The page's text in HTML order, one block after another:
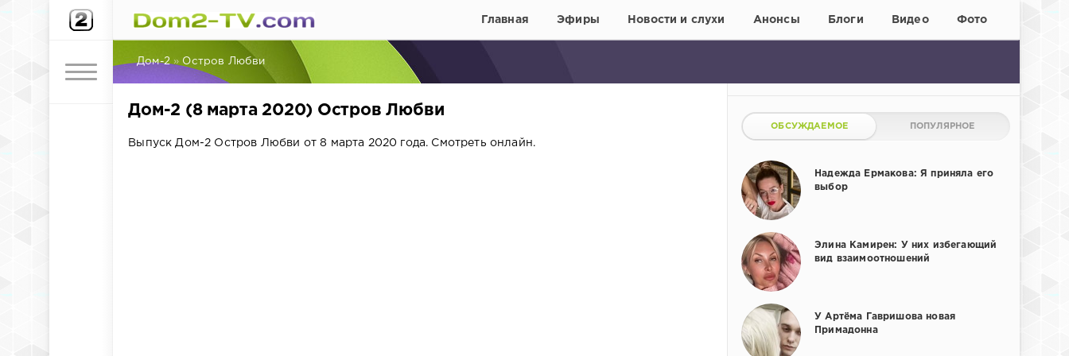
Главная Эфиры Новости и слухи Анонсы Блоги Видео Фото
Дом-2 » Остров Любви
Дом-2 (8 марта 2020) Остров Любви
Выпуск Дом-2 Остров Любви от 8 марта 2020 года. Смотреть онлайн.
ОБСУЖДАЕМОЕ ПОПУЛЯРНОЕ
Надежда Ермакова: Я приняла его
выбор
Элина Камирен: У них избегающий
вид взаимоотношений
У Артёма Гавришова новая
Примадонна